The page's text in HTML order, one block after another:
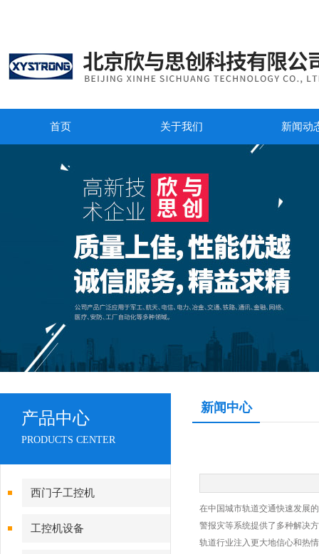
首页 关于我们 新闻动
产品中心
PRODUCTS CENTER
西门子工控机
工控机设备
新闻中心
在中国城市轨道交通快速发展
警报灾等系统提供了多种解决
轨道行业注入更大地信心和热